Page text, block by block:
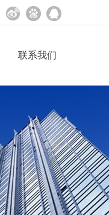
联系我们